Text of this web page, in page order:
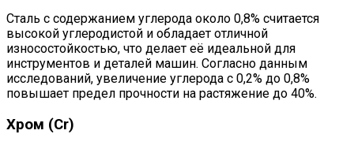
Сталь с содержанием углерода около 0,8% считается
высокой углеродистой и обладает отличной
износостойкостью, что делает её идеальной для
инструментов и деталей машин. Согласно данным
исследований, увеличение углерода с 0,2% до 0,8%
повышает предел прочности на растяжение до 40%.
Хром (Cr)